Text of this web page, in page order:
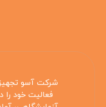
شرکت آسو
فعالیت خود را